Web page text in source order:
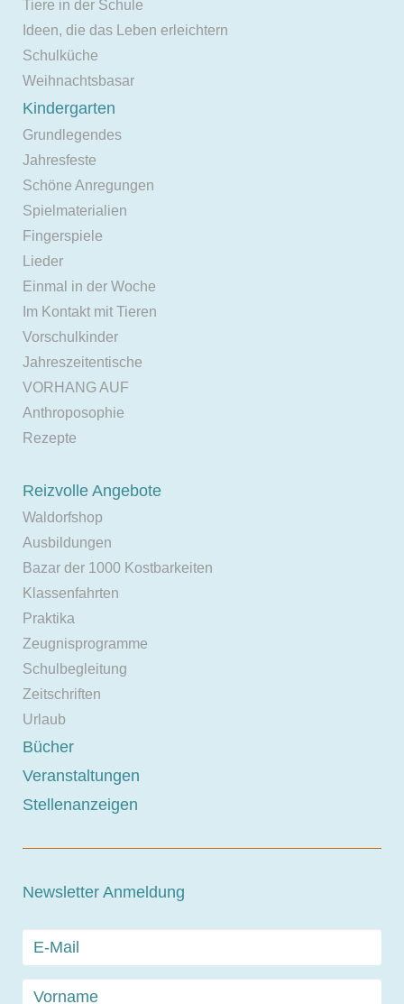
Tiere in der Schule
Ideen, die das Leben erleichtern
Schulküche
Weihnachtsbasar
Kindergarten
Grundlegendes
Jahresfeste
Schöne Anregungen
Spielmaterialien
Fingerspiele
Lieder
Einmal in der Woche
Im Kontakt mit Tieren
Vorschulkinder
Jahreszeitentische
VORHANG AUF
Anthroposophie
Rezepte
Reizvolle Angebote
Waldorfshop
Ausbildungen
Bazar der 1000 Kostbarkeiten
Klassenfahrten
Praktika
Zeugnisprogramme
Schulbegleitung
Zeitschriften
Urlaub
Bücher
Veranstaltungen
Stellenanzeigen
Newsletter Anmeldung